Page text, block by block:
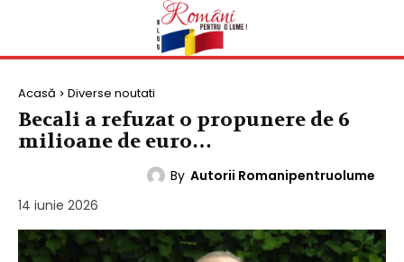
Acasă Diverse noutati
Becali a refuzat o propunere de 6
milioane de euro…
By Autorii Romanipentruolume
14 iunie 2026